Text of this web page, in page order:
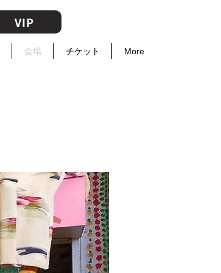
VIP
会場 チケット More